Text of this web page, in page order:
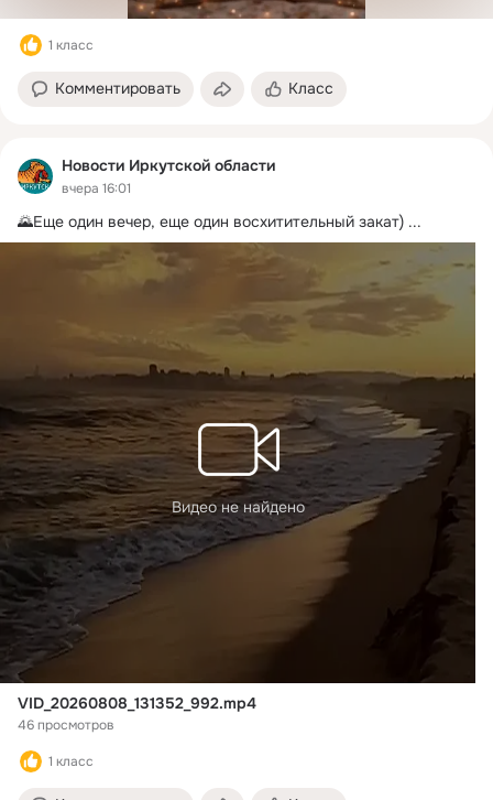
1 класс
Комментировать Класс
Новости Иркутской области
вчера 16:01
🌄Еще один вечер, еще один восхитительный закат) ...
Видео не найдено
VID_20260808_131352_992.mp4
46 просмотров
1 класс